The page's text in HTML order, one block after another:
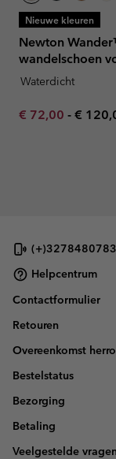
Nieuwe kleuren
Newton
wandelschoen
Waterdicht
Minimum sale
€ 72,00 - €
(+)3278480783
Helpcentrum
Contactformulier
Retouren
Overeenkomst
Bestelstatus
Bezorging
Betaling
Veelgestelde vragen